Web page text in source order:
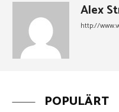
Alex
http://
POPULÄRT